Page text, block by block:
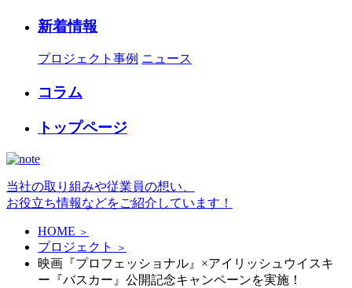
新着情報
プロジェクト事例 ニュース
コラム
トップページ
当社の取り組みや従業員の想い、
お役立ち情報などをご紹介しています！
HOME ＞
プロジェクト ＞
映画『プロフェッショナル』×アイリッシュウイスキ
ー『バスカー』公開記念キャンペーンを実施！